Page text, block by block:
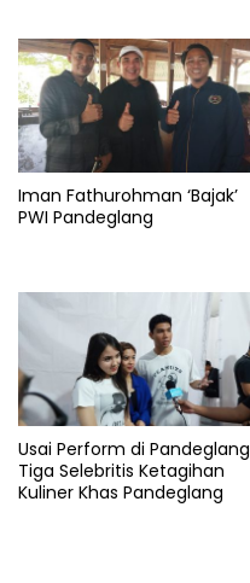
Iman Fathurohman ‘Bajak’
PWI Pandeglang
Usai Perform di Pandeglang
Tiga Selebritis Ketagihan
Kuliner Khas Pandeglang